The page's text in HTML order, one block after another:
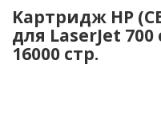
Kартридж HP
для LaserJet 700
16000 стр.